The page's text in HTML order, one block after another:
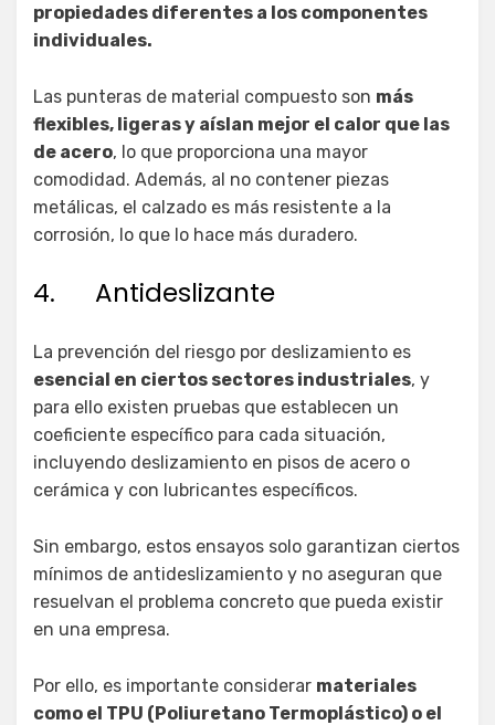
propiedades diferentes a los componentes
individuales.
Las punteras de material compuesto son más
flexibles, ligeras y aíslan mejor el calor que las
de acero, lo que proporciona una mayor
comodidad. Además, al no contener piezas
metálicas, el calzado es más resistente a la
corrosión, lo que lo hace más duradero.
4. Antideslizante
La prevención del riesgo por deslizamiento es
esencial en ciertos sectores industriales, y
para ello existen pruebas que establecen un
coeficiente específico para cada situación,
incluyendo deslizamiento en pisos de acero o
cerámica y con lubricantes específicos.
Sin embargo, estos ensayos solo garantizan ciertos
mínimos de antideslizamiento y no aseguran que
resuelvan el problema concreto que pueda existir
en una empresa.
Por ello, es importante considerar materiales
como el TPU (Poliuretano Termoplástico) o el